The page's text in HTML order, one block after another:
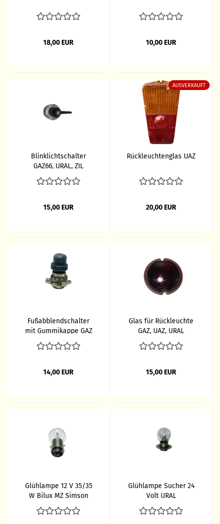
18,00 EUR 10,00 EUR
Blinklichtschalter
GAZ66, URAL, ZIL
15,00 EUR
AUSVERKAUFT
Rückleuchtenglas UAZ
20,00 EUR
Fußabblendschalter
mit Gummikappe GAZ
69
14,00 EUR
Glas für Rückleuchte
GAZ, UAZ, URAL
15,00 EUR
Glühlampe 12 V 35/35
W Bilux MZ Simson
Glühlampe Sucher 24
Volt URAL